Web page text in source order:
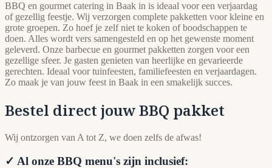
BBQ en gourmet catering in Baak in is ideaal voor een verjaardag
of gezellig feestje. Wij verzorgen complete pakketten voor kleine en
grote groepen. Zo hoef je zelf niet te koken of boodschappen te
doen. Alles wordt vers samengesteld en op het gewenste moment
geleverd. Onze barbecue en gourmet pakketten zorgen voor een
gezellige sfeer. Je gasten genieten van heerlijke en gevarieerde
gerechten. Ideaal voor tuinfeesten, familiefeesten en verjaardagen.
Zo maak je van jouw feest in Baak in een smakelijk succes.
Bestel direct jouw BBQ pakket
Wij ontzorgen van A tot Z, we doen zelfs de afwas!
✓ Al onze BBQ menu's zijn inclusief: